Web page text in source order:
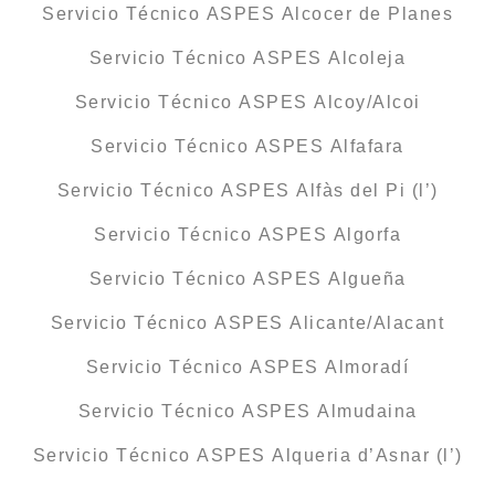
Servicio Técnico ASPES Alcocer de Planes
Servicio Técnico ASPES Alcoleja
Servicio Técnico ASPES Alcoy/Alcoi
Servicio Técnico ASPES Alfafara
Servicio Técnico ASPES Alfàs del Pi (l’)
Servicio Técnico ASPES Algorfa
Servicio Técnico ASPES Algueña
Servicio Técnico ASPES Alicante/Alacant
Servicio Técnico ASPES Almoradí
Servicio Técnico ASPES Almudaina
Servicio Técnico ASPES Alqueria d’Asnar (l’)